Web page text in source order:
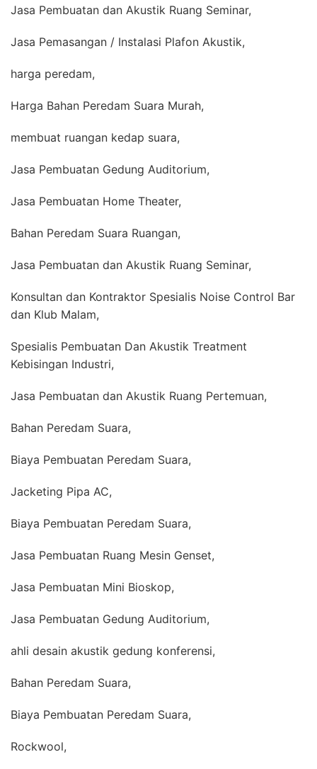
Jasa Pembuatan dan Akustik Ruang Seminar,
Jasa Pemasangan / Instalasi Plafon Akustik,
harga peredam,
Harga Bahan Peredam Suara Murah,
membuat ruangan kedap suara,
Jasa Pembuatan Gedung Auditorium,
Jasa Pembuatan Home Theater,
Bahan Peredam Suara Ruangan,
Jasa Pembuatan dan Akustik Ruang Seminar,
Konsultan dan Kontraktor Spesialis Noise Control Bar
dan Klub Malam,
Spesialis Pembuatan Dan Akustik Treatment
Kebisingan Industri,
Jasa Pembuatan dan Akustik Ruang Pertemuan,
Bahan Peredam Suara,
Biaya Pembuatan Peredam Suara,
Jacketing Pipa AC,
Biaya Pembuatan Peredam Suara,
Jasa Pembuatan Ruang Mesin Genset,
Jasa Pembuatan Mini Bioskop,
Jasa Pembuatan Gedung Auditorium,
ahli desain akustik gedung konferensi,
Bahan Peredam Suara,
Biaya Pembuatan Peredam Suara,
Rockwool,